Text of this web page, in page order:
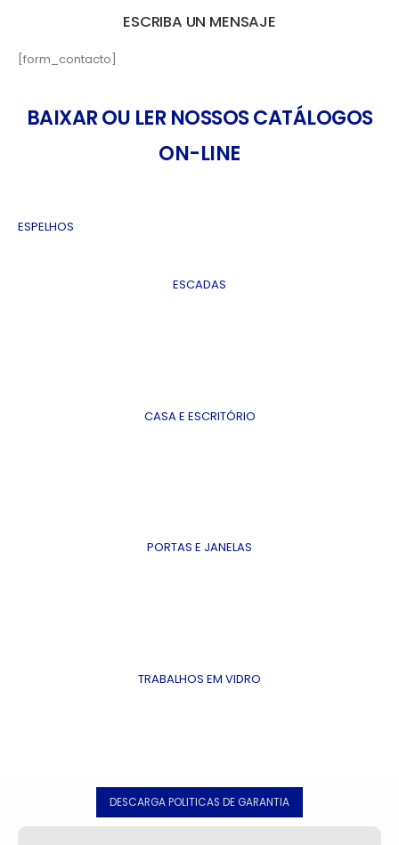
ESCRIBA UN MENSAJE
[form_contacto]
BAIXAR OU LER NOSSOS CATÁLOGOS
ON-LINE
ESPELHOS
ESCADAS
CASA E ESCRITÓRIO
PORTAS E JANELAS
TRABALHOS EM VIDRO
DESCARGA POLITICAS DE GARANTIA